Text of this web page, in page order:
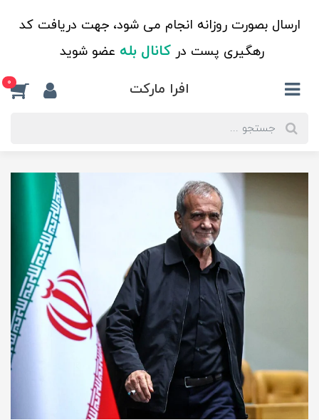
ارسال بصورت روزانه انجام می شود، جهت دریافت کد
رهگیری پست درکانال بله عضو شوید
افرا مارکت 0